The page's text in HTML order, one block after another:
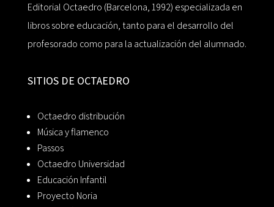
Editorial Octaedro (Barcelona, 1992) especializada en
libros sobre educación, tanto para el desarrollo del
profesorado como para la actualización del alumnado.
SITIOS DE OCTAEDRO
Octaedro distribución
Música y flamenco
Passos
Octaedro Universidad
Educación Infantil
Proyecto Noria